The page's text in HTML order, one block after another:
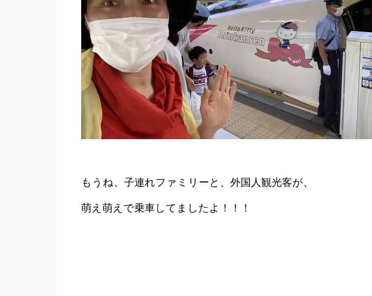
もうね、子連れファミリーと、外国人観光客が、
萌え萌えで乗車してましたよ！！！